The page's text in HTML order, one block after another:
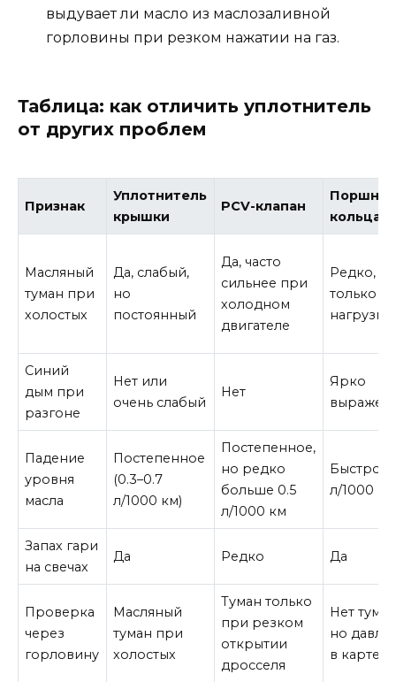
выдувает ли масло из маслозаливной
горловины при резком нажатии на газ.
Таблица: как отличить уплотнитель
от других проблем
Признак
Уплотнитель
крышки
PCV-клапан
кольца
Масляный
туман при
холостых
Да, слабый,
но
постоянный
Да, часто
сильнее при
холодном
двигателе
Редко,
только
нагрузке
Синий
дым при
разгоне
Нет или
очень слабый
Нет
Ярко
Падение
уровня
масла
Постепенное
(0.3–0.7
л/1000 км)
Постепенное,
но редко
больше 0.5
л/1000 км
Быстрое
л/1000
Запах гари
на свечах
Да Редко Да
Проверка
через
горловину
Масляный
туман при
холостых
Туман только
при резком
открытии
дросселя
Нет
но
в